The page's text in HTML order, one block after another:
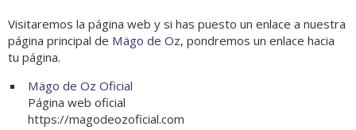
Visitaremos la página web y si has puesto un enlace a nuestra
página principal de Mägo de Oz, pondremos un enlace hacia
tu página.
Mägo de Oz Oficial
Página web oficial
https://magodeozoficial.com